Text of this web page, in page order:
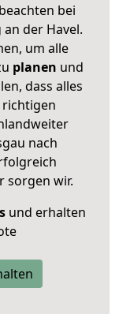
bei
der Havel.
um alle
planen und
dass alles
nach
sorgen wir.
und erhalten